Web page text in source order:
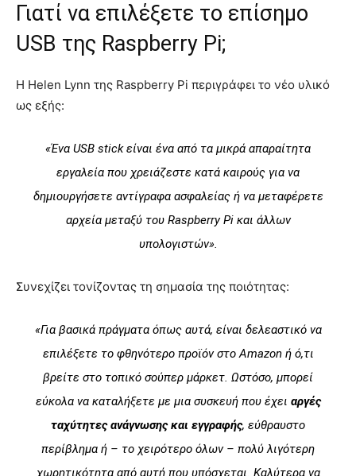
Γιατί να επιλέξετε το επίσημο
USB της Raspberry Pi;
Η Helen Lynn της Raspberry Pi περιγράφει το νέο υλικό
ως εξής:
«Ένα USB stick είναι ένα από τα μικρά απαραίτητα
εργαλεία που χρειάζεστε κατά καιρούς για να
δημιουργήσετε αντίγραφα ασφαλείας ή να μεταφέρετε
αρχεία μεταξύ του Raspberry Pi και άλλων
υπολογιστών».
Συνεχίζει τονίζοντας τη σημασία της ποιότητας:
«Για βασικά πράγματα όπως αυτά, είναι δελεαστικό να
επιλέξετε το φθηνότερο προϊόν στο Amazon ή ό,τι
βρείτε στο τοπικό σούπερ μάρκετ. Ωστόσο, μπορεί
εύκολα να καταλήξετε με μια συσκευή που έχει αργές
ταχύτητες ανάγνωσης και εγγραφής, εύθραυστο
περίβλημα ή – το χειρότερο όλων – πολύ λιγότερη
χωρητικότητα από αυτή που υπόσχεται. Καλύτερα να